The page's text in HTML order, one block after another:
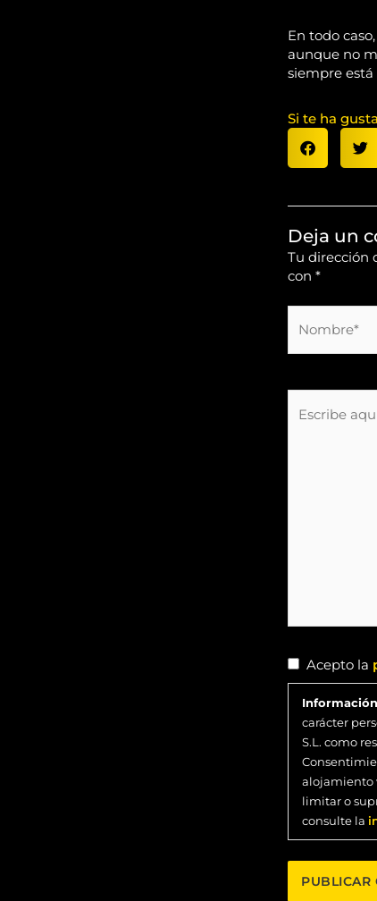
En todo
aunque no
siempre
Si te ha
Deja un
Tu dirección
con *
aquí...
Acepto la
carácter
S.L. como
alojamiento
limitar o
consulte la